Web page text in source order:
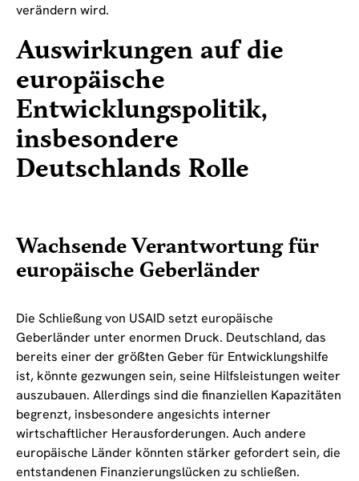
verändern wird.
Auswirkungen auf die
europäische
Entwicklungspolitik,
insbesondere
Deutschlands Rolle
Wachsende Verantwortung für
europäische Geberländer
Die Schließung von USAID setzt europäische
Geberländer unter enormen Druck. Deutschland, das
bereits einer der größten Geber für Entwicklungshilfe
ist, könnte gezwungen sein, seine Hilfsleistungen weiter
auszubauen. Allerdings sind die finanziellen Kapazitäten
begrenzt, insbesondere angesichts interner
wirtschaftlicher Herausforderungen. Auch andere
europäische Länder könnten stärker gefordert sein, die
entstandenen Finanzierungslücken zu schließen.